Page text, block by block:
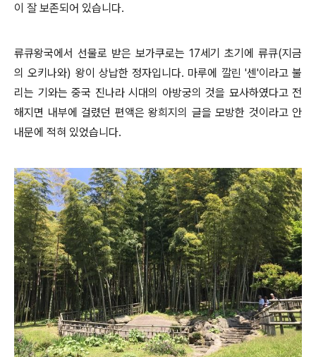
이 잘 보존되어 있습니다.
류큐왕국에서 선물로 받은 보가쿠로는 17세기 초기에 류큐(지금
의 오키나와) 왕이 상납한 정자입니다. 마루에 깔린 '센'이라고 불
리는 기와는 중국 진나라 시대의 아방궁의 것을 묘사하였다고 전
해지면 내부에 걸렸던 편액은 왕희지의 글을 모방한 것이라고 안
내문에 적혀 있었습니다.